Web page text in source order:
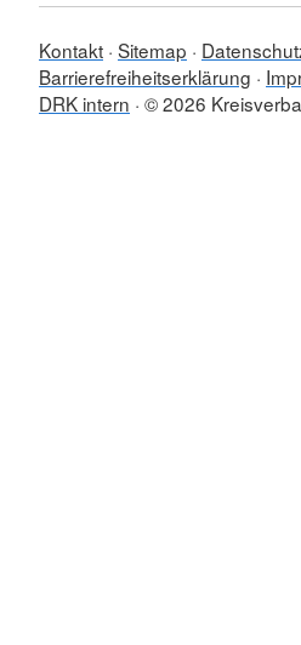
Kontakt Sitemap
Barrierefreiheitserklärung
DRK intern © 2026